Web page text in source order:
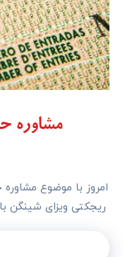
مشاوره
امروز با موضوع
ریجکتی ویزای شینگن